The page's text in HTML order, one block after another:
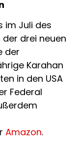
im Juli des
drei neuen
der
Karahan
in den USA
Federal
Amazon.